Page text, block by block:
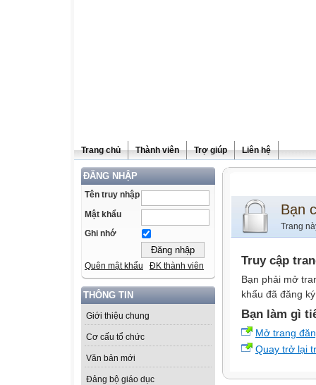
Trang chủ Thành viên Trợ giúp Liên hệ
ĐĂNG NHẬP
Tên truy nhập
Mật khẩu
Ghi nhớ
Quên mật khẩu ĐK thành viên
THÔNG TIN
Giới thiệu chung
Cơ cấu tổ chức
Văn bản mới
Đảng bộ giáo dục
Bạn
Trang
Truy cập
Bạn phải mở
khẩu đã đăng
Bạn làm gì
Mở trang
Quay trở lại